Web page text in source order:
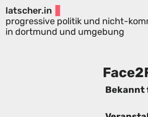
latscher.in
progressive politik und nicht-
in dortmund und umgebung
Bekannt